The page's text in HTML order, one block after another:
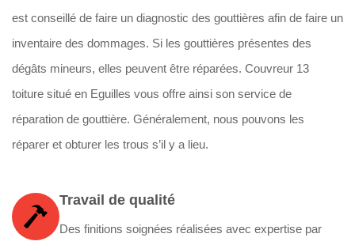
est conseillé de faire un diagnostic des gouttières afin de faire un
inventaire des dommages. Si les gouttières présentes des
dégâts mineurs, elles peuvent être réparées. Couvreur 13
toiture situé en Eguilles vous offre ainsi son service de
réparation de gouttière. Généralement, nous pouvons les
réparer et obturer les trous s’il y a lieu.
Travail de qualité
Des finitions soignées réalisées avec expertise par